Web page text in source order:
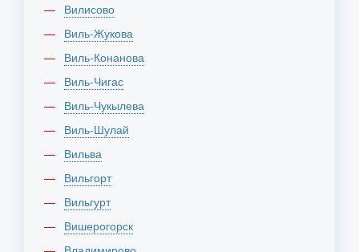
Вилисово
Виль-Жукова
Виль-Конанова
Виль-Чигас
Виль-Чукылева
Виль-Шулай
Вильва
Вильгорт
Вильгурт
Вишерогорск